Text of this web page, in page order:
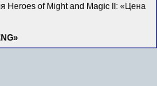
Heroes of Might and Magic II: «Цена